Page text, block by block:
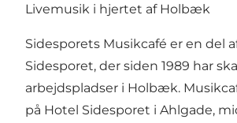
Livemusik i hjertet af Holbæk
Sidesporets Musikcafé er en del
Sidesporet, der siden 1989 har
arbejdspladser i Holbæk.
på Hotel Sidesporet i Ahlgade,